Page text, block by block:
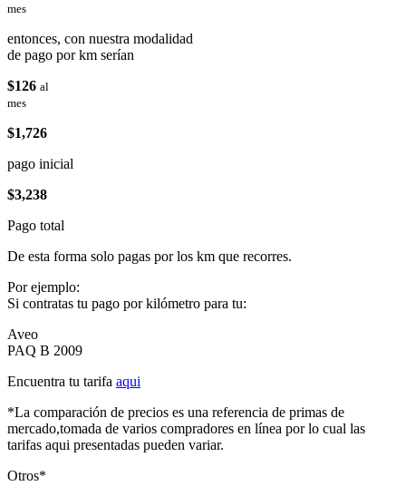
mes
entonces, con nuestra modalidad
de pago por km serían
$126 al
mes
$1,726
pago inicial
$3,238
Pago total
De esta forma solo pagas por los km que recorres.
Por ejemplo:
Si contratas tu pago por kilómetro para tu:
Aveo
PAQ B 2009
Encuentra tu tarifa aqui
*La comparación de precios es una referencia de primas de
mercado,tomada de varios compradores en línea por lo cual las
tarifas aqui presentadas pueden variar.
Otros*